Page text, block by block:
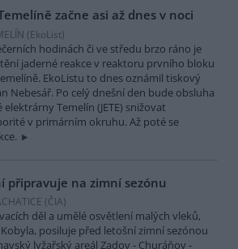
začne asi až dnes v noci
(EkoList)
hodinách či ve středu brzo ráno je
jaderné reakce v reaktoru prvního bloku
EkoListu to dnes oznámil tiskový
Nebesář. Po celý dnešní den bude obsluha
Temelín (JETE) snižovat
v primárním okruhu. Až poté se
připravuje na zimní sezónu
(ČIA)
děl a umělé osvětlení malých vleků,
posiluje před letošní zimní sezónou
lyžařský areál Zadov - Churáňov -